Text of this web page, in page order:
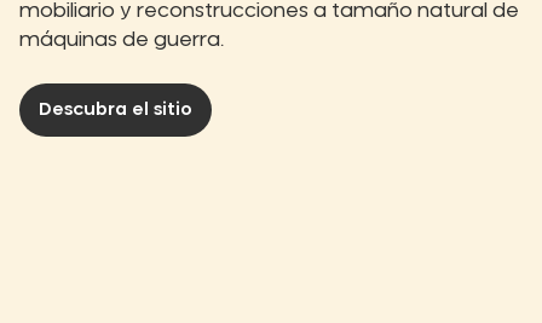
mobiliario y reconstrucciones a tamaño natural de
máquinas de guerra.
Descubra el sitio